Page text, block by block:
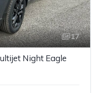
17
Night Eagle